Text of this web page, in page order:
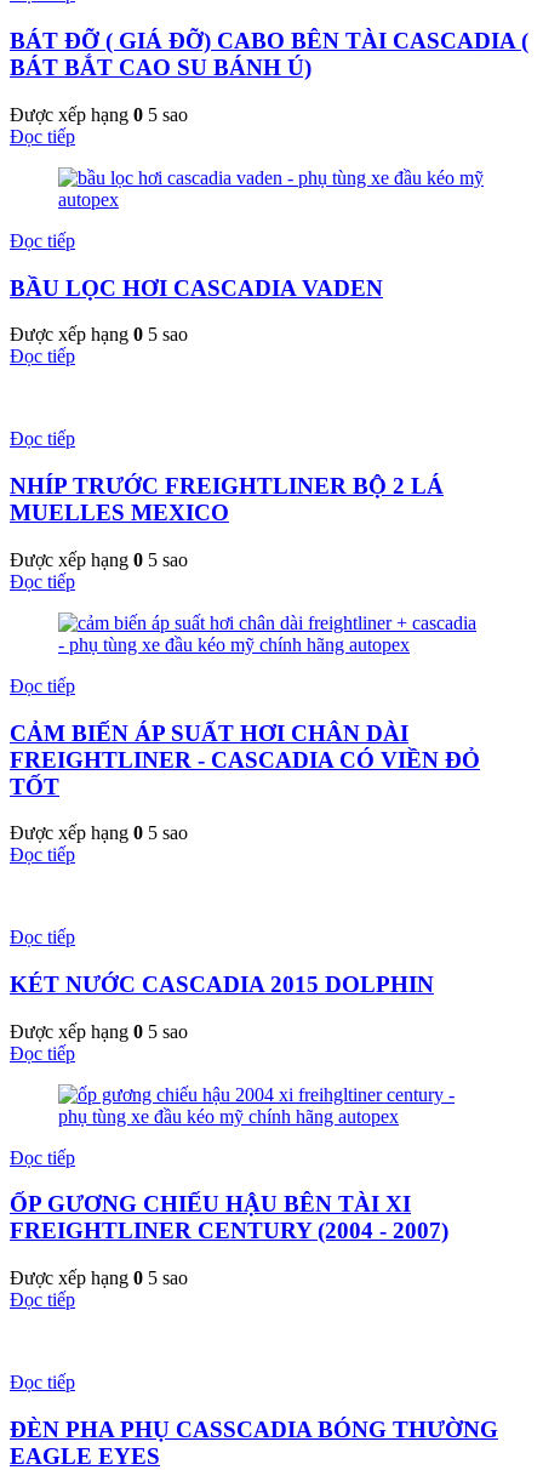
BÁT ĐỠ ( GIÁ ĐỠ) CABO BÊN TÀI CASCADIA (
BÁT BẮT CAO SU BÁNH Ú)
Được xếp hạng 0 5 sao
Đọc tiếp
Đọc tiếp
BẦU LỌC HƠI CASCADIA VADEN
Được xếp hạng 0 5 sao
Đọc tiếp
Đọc tiếp
NHÍP TRƯỚC FREIGHTLINER BỘ 2 LÁ
MUELLES MEXICO
Được xếp hạng 0 5 sao
Đọc tiếp
Đọc tiếp
CẢM BIẾN ÁP SUẤT HƠI CHÂN DÀI
FREIGHTLINER - CASCADIA CÓ VIỀN ĐỎ
TỐT
Được xếp hạng 0 5 sao
Đọc tiếp
Đọc tiếp
KÉT NƯỚC CASCADIA 2015 DOLPHIN
Được xếp hạng 0 5 sao
Đọc tiếp
Đọc tiếp
ỐP GƯƠNG CHIẾU HẬU BÊN TÀI XI
FREIGHTLINER CENTURY (2004 - 2007)
Được xếp hạng 0 5 sao
Đọc tiếp
Đọc tiếp
ĐÈN PHA PHỤ CASSCADIA BÓNG THƯỜNG
EAGLE EYES